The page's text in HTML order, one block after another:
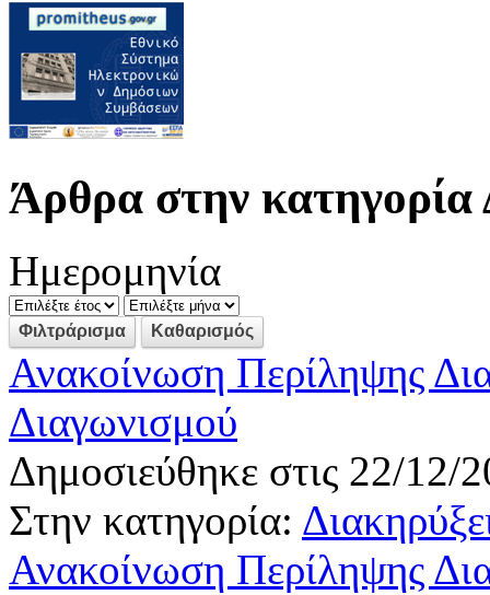
Άρθρα στην κατηγορία
Ημερομηνία
Ανακοίνωση Περίληψης
Διαγωνισμού
Δημοσιεύθηκε στις 22/12/
Στην κατηγορία:
Ανακοίνωση Περίληψης